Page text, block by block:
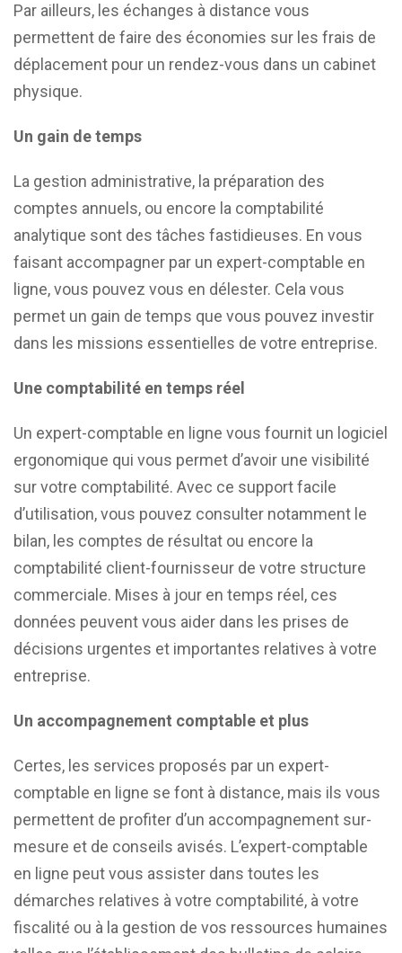
Par ailleurs, les échanges à distance vous
permettent de faire des économies sur les frais de
déplacement pour un rendez-vous dans un cabinet
physique.
Un gain de temps
La gestion administrative, la préparation des
comptes annuels, ou encore la comptabilité
analytique sont des tâches fastidieuses. En vous
faisant accompagner par un expert-comptable en
ligne, vous pouvez vous en délester. Cela vous
permet un gain de temps que vous pouvez investir
dans les missions essentielles de votre entreprise.
Une comptabilité en temps réel
Un expert-comptable en ligne vous fournit un logiciel
ergonomique qui vous permet d’avoir une visibilité
sur votre comptabilité. Avec ce support facile
d’utilisation, vous pouvez consulter notamment le
bilan, les comptes de résultat ou encore la
comptabilité client-fournisseur de votre structure
commerciale. Mises à jour en temps réel, ces
données peuvent vous aider dans les prises de
décisions urgentes et importantes relatives à votre
entreprise.
Un accompagnement comptable et plus
Certes, les services proposés par un expert-
comptable en ligne se font à distance, mais ils vous
permettent de profiter d’un accompagnement sur-
mesure et de conseils avisés. L’expert-comptable
en ligne peut vous assister dans toutes les
démarches relatives à votre comptabilité, à votre
fiscalité ou à la gestion de vos ressources humaines